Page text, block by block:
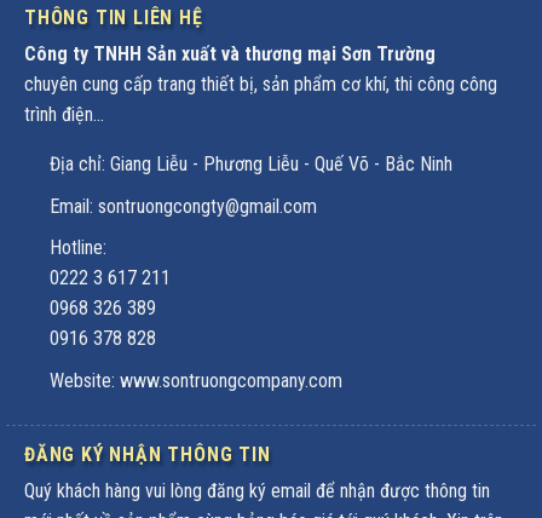
THÔNG TIN LIÊN HỆ
Công ty TNHH Sản xuất và thương mại Sơn Trường
chuyên cung cấp trang thiết bị, sản phẩm cơ khí, thi công công
trình điện...
Địa chỉ: Giang Liễu - Phương Liễu - Quế Võ - Bắc Ninh
Email: sontruongcongty@gmail.com
Hotline:
0222 3 617 211
0968 326 389
0916 378 828
Website: www.sontruongcompany.com
ĐĂNG KÝ NHẬN THÔNG TIN
Quý khách hàng vui lòng đăng ký email để nhận được thông tin